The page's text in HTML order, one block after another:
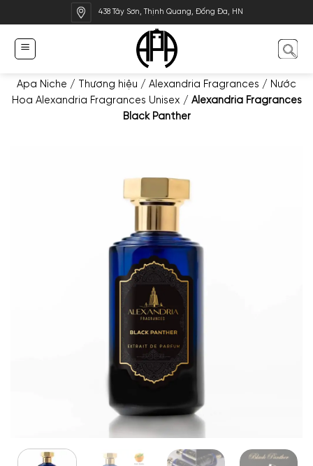
qua
dung
438 Tây Sơn, Thịnh Quang, Đống Đa, HN
Apa Niche / Thương hiệu / Alexandria Fragrances / Nước
Hoa Alexandria Fragrances Unisex / Alexandria Fragrances
Black Panther